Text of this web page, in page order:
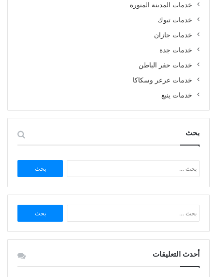
خدمات المدينة المنورة
خدمات تبوك
خدمات جازان
خدمات جدة
خدمات حفر الباطن
خدمات عرعر وسكاكا
خدمات ينبع
بحث
عن:
عن:
أحدث التعليقات